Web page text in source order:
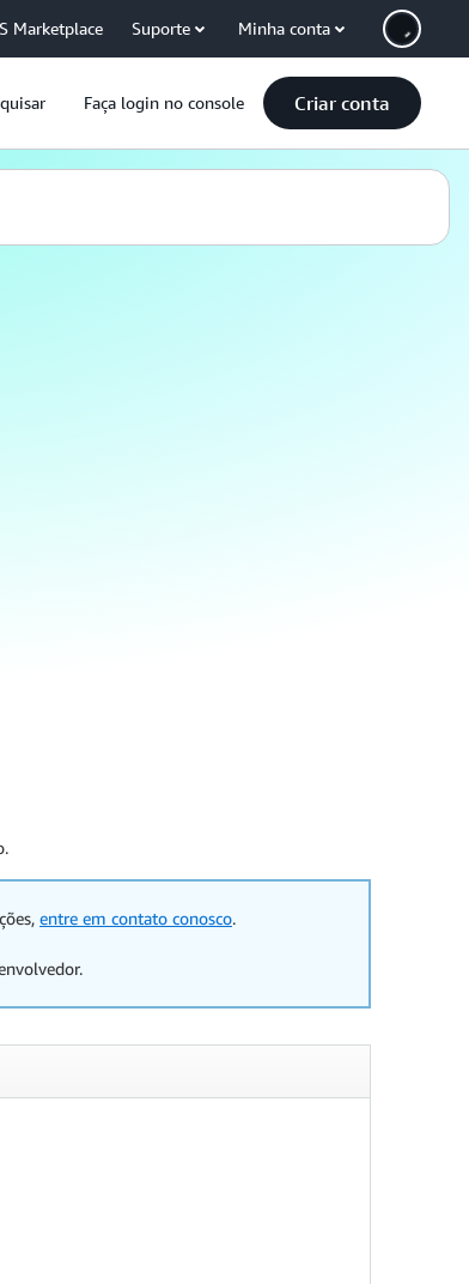
Marketplace Suporte Minha conta
Faça login no console Criar conta
entre em contato conosco.